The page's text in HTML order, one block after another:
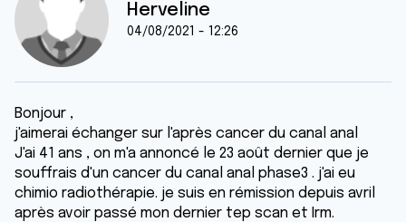
Herveline
04/08/2021 - 12:26
Bonjour ,
j'aimerai échanger sur l'après cancer du canal anal
J'ai 41 ans , on m'a annoncé le 23 août dernier que je
souffrais d'un cancer du canal anal phase3 . j'ai eu
chimio radiothérapie. je suis en rémission depuis avril
après avoir passé mon dernier tep scan et Irm.